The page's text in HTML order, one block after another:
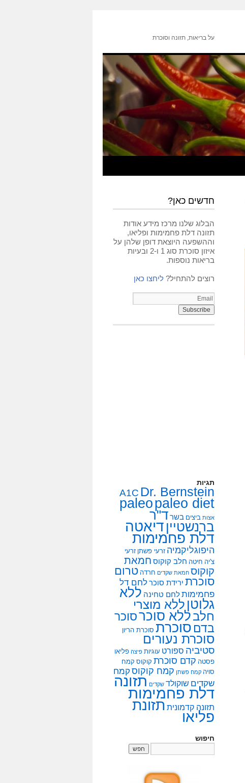
על בריאות, תזונה וסוכרת
חדשים כאן?
הבלוג שלנו מרכז מידע אודות
תזונה דלת פחמימות ופליאו,
וההשפעה היוצאת דופן שלהן על
איזון סוכרת סוג 1 ו-2 ובעיות
בריאות נוספות.
רוצים להתחיל? ליחצו כאן
תגיות
A1C Dr. Bernstein
paleopaleo diet
אצות ביצים בשרד"ר
ברנשטיין דיאטה
דלת פחמימות
היפוגליקמיה זרעי פשתן זרעי
צ'יה חיטה חלב קוקוס חמאת
קוקוס חמאת שקדים חרדה טרום
סוכרת ירידת סוכרלחם דל
פחמימותלחם טחינה ללא
גלוטן ללא מוצרי
חלבללא סוכרסוכר
בדם סוכרת סוכרת הריון
סוכרת נעורים
סטיביה ספורט עוגיות פיצה פליאו
פסטה קדם סוכרת קוקוס קמח
סויה קמח פשתן קמח קוקוס קמח
שקדים שוקולד שקדים תזונה
דלת פחמימות
תזונה קדמונית תזונת
פליאו
חיפוש